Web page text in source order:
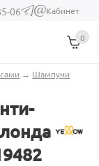
06
(link sends e-
Кабинет
0
→ Шампуни